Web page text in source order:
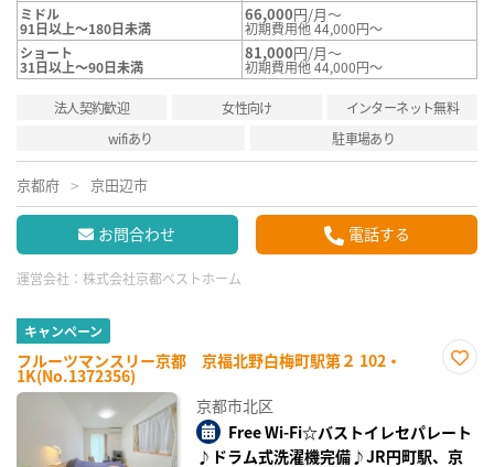
ミドル
91日以上～180日未満
66,000円/月～
初期費用他 44,000円～
ショート
31日以上～90日未満
81,000円/月～
初期費用他 44,000円～
法人契約歓迎 女性向け
インターネット無料
wifiあり
駐車場あり
京都府 京田辺市
お問合わせ 電話する
運営会社： 株式会社京都ベストホーム
キャンペーン
フルーツマンスリー京都 京福北野白梅町駅第２ 102・
1K(No.1372356)
録
京都市北区
Free Wi-Fi☆バストイレセパレート
♪ドラム式洗濯機完備♪JR円町駅、京